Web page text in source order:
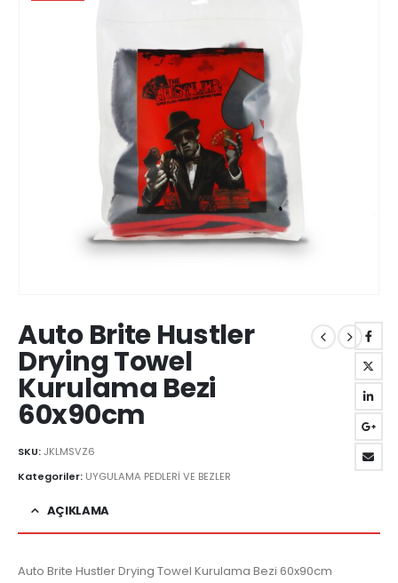
Auto Brite Hustler
Drying Towel
Kurulama Bezi
60x90cm
SKU:JKLMSVZ6
Kategoriler: UYGULAMA PEDLERİ VE BEZLER
AÇIKLAMA
Auto Brite Hustler Drying Towel Kurulama Bezi 60x90cm